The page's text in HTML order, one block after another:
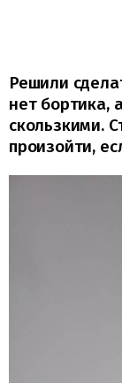
Решили
нет бортика,
скользкими.
произойти,